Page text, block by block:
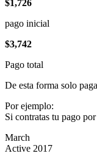
$1,726
pago inicial
$3,742
Pago total
De esta forma solo
Por ejemplo:
Si contratas tu pago
March
Active 2017